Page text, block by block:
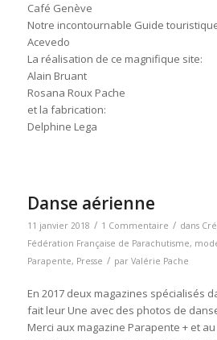
Café Genève
Notre incontournable Guide
Acevedo
La réalisation de ce magnifique site:
Alain Bruant
Rosana Roux Pache
et la fabrication:
Delphine Lega
Danse aérienne
11 janvier 2018 / 1 Commentaire / dans
Fédération Française de Parachutisme,
Parapente, Presse / par Valérie Pache
En 2017 deux magazines spécialisés
fait leur Une avec des photos de
Merci aux magazine Parapente + et